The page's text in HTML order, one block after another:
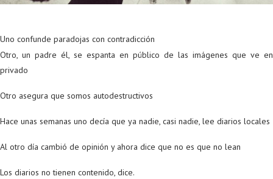
Uno confunde paradojas con contradicción
Otro, un padre él, se espanta en público de las imágenes que ve en
privado
Otro asegura que somos autodestructivos
Hace unas semanas uno decía que ya nadie, casi nadie, lee diarios locales
Al otro día cambió de opinión y ahora dice que no es que no lean
Los diarios no tienen contenido, dice.